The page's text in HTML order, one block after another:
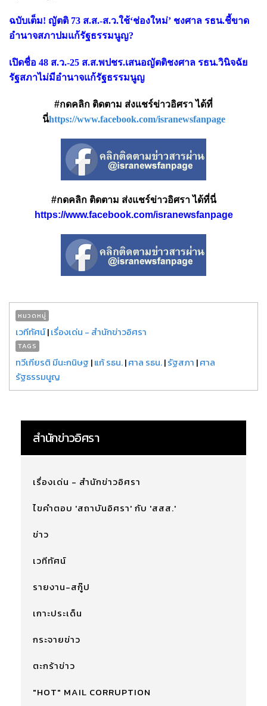
ฉบับเต็ม! ญัตติ 73 ส.ส.-ส.ว.ใช้‘ช่องใหม่’ ชงศาล รธน.ชี้ขาด
อำนาจสภาปมแก้รัฐธรรมนูญ?
เปิดชื่อ 48 ส.ว.-25 ส.ส.พปชร.เสนอญัตติชงศาล รธน.วินิจฉัย
รัฐสภาไม่มีอำนาจแก้รัฐธรรมนูญ
#กดคลิก ติดตาม ส่งแชร์ข่าวอิศรา ได้ที่
นี่https://www.facebook.com/isranewsfanpage
#กดคลิก ติดตาม ส่งแชร์ข่าวอิศรา ได้ที่นี่
https://www.facebook.com/isranewsfanpage
หมวดหมู่
เวทีทัศน์|เรื่องเด่น - สำนักข่าวอิศรา
TAGS
ทวีเกียรติ มีนะกนิษฐ |แก้ รธน.|ศาล รธน.|รัฐสภา |ศาล
รัฐธรรมนูญ
สำนักข่าวอิศรา
เรื่องเด่น - สำนักข่าวอิศรา
ไขคำตอบ 'สถาบันอิศรา' กับ 'สสส.'
ข่าว
เวทีทัศน์
รายงาน-สกู๊ป
เกาะประเด็น
กระจายข่าว
ตะกร้าข่าว
"HOT" MAIL CORRUPTION